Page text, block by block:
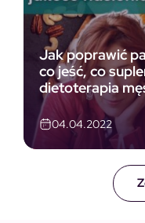
Jak poprawić
co jeść, co
dietoterapia
04.04.2022